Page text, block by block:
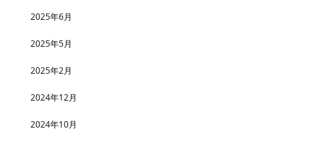
2025年6月
2025年5月
2025年2月
2024年12月
2024年10月